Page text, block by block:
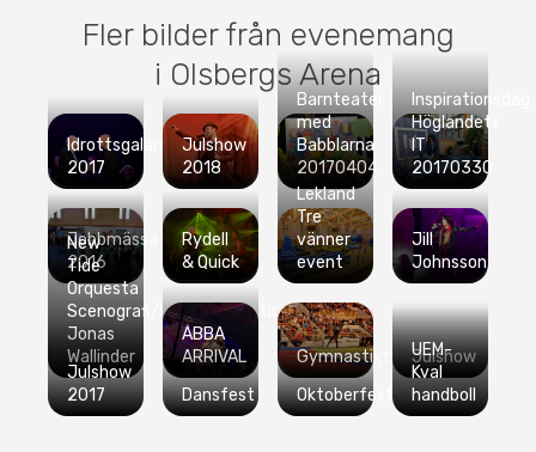
Fler bilder från evenemang
i Olsbergs Arena
Idrottsgalan
2017
Julshow
2018
Barnteater
med
Babblarna
20170404
Inspirationsdag
Höglandets
IT
20170330
Jobbmässa
2016
Rydell
& Quick
Lekland
Tre
vänner
event
Jill
Johnsson
New
Tide
Orquesta
Scenografi/konstinstallation
Jonas
Wallinder
ABBA
ARRIVAL
Gymnastiktävlingar
Julshow
Julshow
2017
Dansfest Oktoberfest
UEM-
Kval
handboll